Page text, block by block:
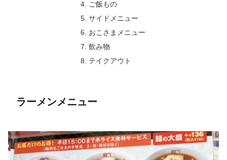
ご飯もの
サイドメニュー
おこさまメニュー
飲み物
テイクアウト
ラーメンメニュー